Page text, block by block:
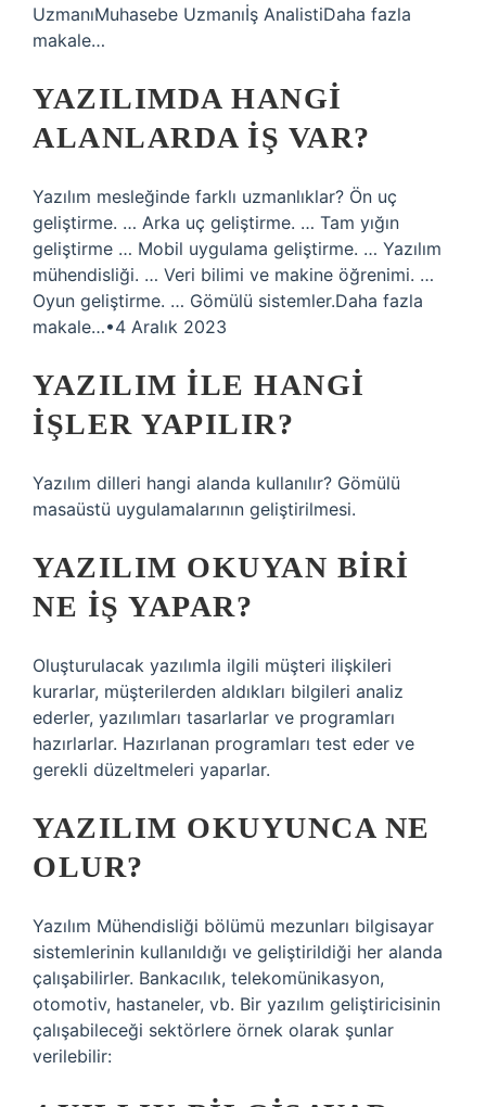
UzmanıMuhasebe Uzmanıİş AnalistiDaha fazla
makale…
YAZILIMDA HANGI
ALANLARDA IŞ VAR?
Yazılım mesleğinde farklı uzmanlıklar? Ön uç
geliştirme. … Arka uç geliştirme. … Tam yığın
geliştirme … Mobil uygulama geliştirme. … Yazılım
mühendisliği. … Veri bilimi ve makine öğrenimi. …
Oyun geliştirme. … Gömülü sistemler.Daha fazla
makale…•4 Aralık 2023
YAZILIM ILE HANGI
IŞLER YAPILIR?
Yazılım dilleri hangi alanda kullanılır? Gömülü
masaüstü uygulamalarının geliştirilmesi.
YAZILIM OKUYAN BIRI
NE IŞ YAPAR?
Oluşturulacak yazılımla ilgili müşteri ilişkileri
kurarlar, müşterilerden aldıkları bilgileri analiz
ederler, yazılımları tasarlarlar ve programları
hazırlarlar. Hazırlanan programları test eder ve
gerekli düzeltmeleri yaparlar.
YAZILIM OKUYUNCA NE
OLUR?
Yazılım Mühendisliği bölümü mezunları bilgisayar
sistemlerinin kullanıldığı ve geliştirildiği her alanda
çalışabilirler. Bankacılık, telekomünikasyon,
otomotiv, hastaneler, vb. Bir yazılım geliştiricisinin
çalışabileceği sektörlere örnek olarak şunlar
verilebilir: